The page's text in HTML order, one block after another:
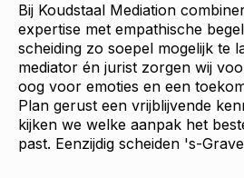
Bij Koudstaal Mediation
expertise met empathische
scheiding zo soepel mogelijk te
mediator én jurist zorgen wij
oog voor emoties en een
Plan gerust een vrijblijvende
kijken we welke aanpak het
past. Eenzijdig scheiden 's-